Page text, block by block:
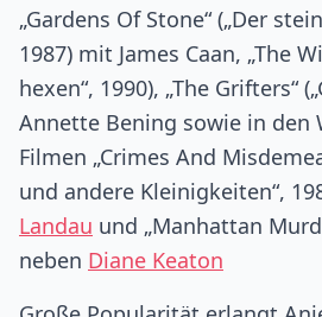
„Gardens Of Stone“ („Der
1987) mit James Caan, „The
hexen“, 1990), „The Grifters“
Annette Bening sowie in den
Filmen „Crimes And
und andere Kleinigkeiten“,
Landau und „Manhattan
neben Diane Keaton